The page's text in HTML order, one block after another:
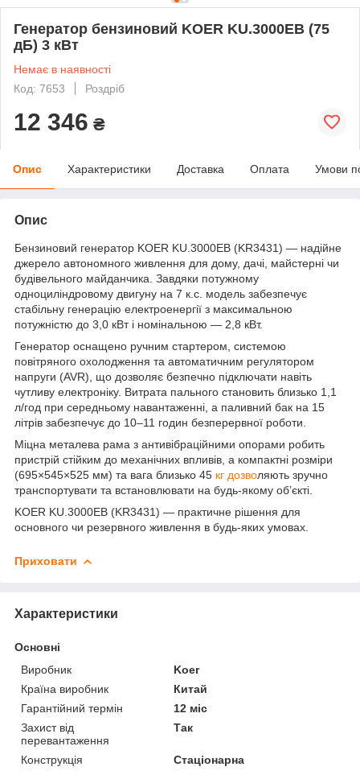
Генератор бензиновий KOER KU.3000EB (75
дБ) 3 кВт
Немає в наявності
Код: 7653
Роздріб
12 346 ₴
Опис Характеристики Доставка Оплата Умови
Опис
Бензиновий генератор KOER KU.3000EB (KR3431) — надійне
джерело автономного живлення для дому, дачі, майстерні чи
будівельного майданчика. Завдяки потужному
одноциліндровому двигуну на 7 к.с. модель забезпечує
стабільну генерацію електроенергії з максимальною
потужністю до 3,0 кВт і номінальною — 2,8 кВт.
Генератор оснащено ручним стартером, системою
повітряного охолодження та автоматичним регулятором
напруги (AVR), що дозволяє безпечно підключати навіть
чутливу електроніку. Витрата пального становить близько 1,1
л/год при середньому навантаженні, а паливний бак на 15
літрів забезпечує до 10–11 годин безперервної роботи.
Міцна металева рама з антивібраційними опорами робить
пристрій стійким до механічних впливів, а компактні розміри
(695×545×525 мм) та вага близько 45 кг дозволяють зручно
транспортувати та встановлювати на будь-якому об’єкті.
KOER KU.3000EB (KR3431) — практичне рішення для
основного чи резервного живлення в будь-яких умовах.
Приховати
Характеристики
Основні
Виробник
Koer
Країна виробник
Китай
Гарантійний термін
12 міс
Захист від
перевантаження
Так
Конструкція
Стаціонарна